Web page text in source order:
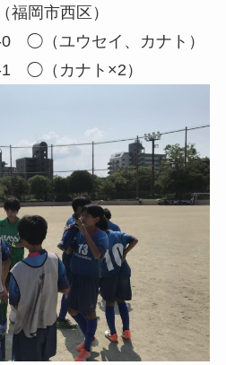
福岡市西区）
（ユウセイ、カナト）
◯（カナト×2）